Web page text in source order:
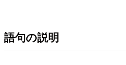
語句の説明